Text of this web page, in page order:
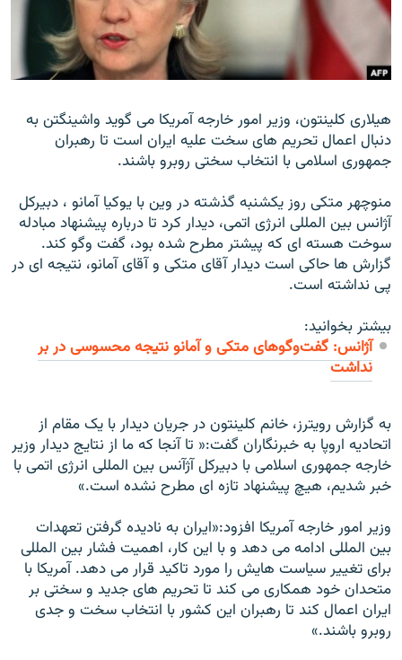
هيلاری کلينتون، وزیر امور خارجه آمریکا می گوید واشینگتن به
دنبال اعمال تحريم های سخت عليه ايران است تا رهبران
جمهوری اسلامی با انتخاب سختی روبرو باشند.
منوچهر متکی روز یکشنبه گذشته در وين با يوکيا آمانو ، دبيرکل
آژانس بين المللی انرژی اتمی، ديدار کرد تا درباره پيشنهاد مبادله
سوخت هسته ای که پيشتر مطرح شده بود، گفت وگو کند.
گزارش ها حاکی است ديدار آقای متکی و آقای آمانو، نتيجه ای در
پی نداشته است.
بیشتر بخوانید:
آژانس: گفت‌وگوهای متکی و آمانو نتیجه محسوسی در بر
نداشت
به گزارش رويترز، خانم کلينتون در جريان ديدار با يک مقام از
اتحاديه اروپا به خبرنگاران گفت:« تا آنجا که ما از نتايج ديدار وزير
خارجه جمهوری اسلامی با دبيرکل آژآنس بين المللی انرژی اتمی با
خبر شديم، هيچ پيشنهاد تازه ای مطرح نشده است.»
وزير امور خارجه آمريکا افزود:«ايران به ناديده گرفتن تعهدات
بين المللی ادامه می دهد و با اين کار، اهميت فشار بين المللی
برای تغيير سياست هايش را مورد تاکيد قرار می دهد. آمريکا با
متحدان خود همکاری می کند تا تحريم های جديد و سختی بر
ايران اعمال کند تا رهبران اين کشور با انتخاب سخت و جدی
روبرو باشند.»